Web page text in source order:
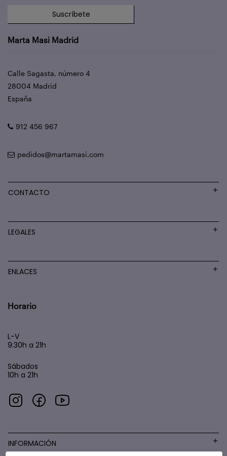
Suscríbete
Marta Masi Madrid
Calle Sagasta, número 4
28004 Madrid
España
912 456 967
pedidos@martamasi.com
CONTACTO
LEGALES
ENLACES
Horario
L-V
9:30h a 21h
Sábados
10h a 21h
INFORMACIÓN